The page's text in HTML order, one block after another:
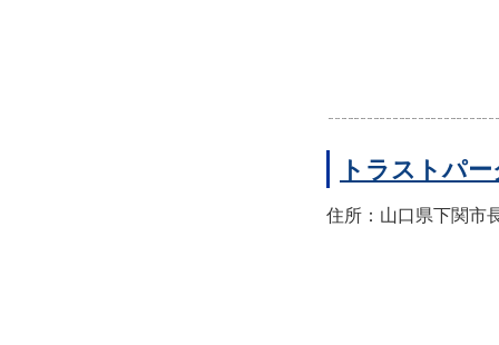
トラストパ
住所：山口県下関市